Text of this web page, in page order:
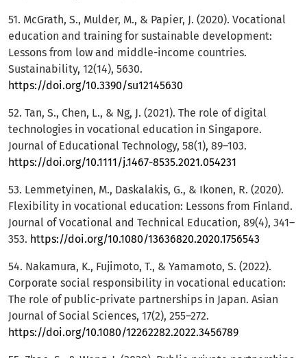
51. McGrath, S., Mulder, M., & Papier, J. (2020). Vocational
education and training for sustainable development:
Lessons from low and middle-income countries.
Sustainability, 12(14), 5630.
https://doi.org/10.3390/su12145630
52. Tan, S., Chen, L., & Ng, J. (2021). The role of digital
technologies in vocational education in Singapore.
Journal of Educational Technology, 58(1), 89–103.
https://doi.org/10.1111/j.1467-8535.2021.054231
53. Lemmetyinen, M., Daskalakis, G., & Ikonen, R. (2020).
Flexibility in vocational education: Lessons from Finland.
Journal of Vocational and Technical Education, 89(4), 341–
353. https://doi.org/10.1080/13636820.2020.1756543
54. Nakamura, K., Fujimoto, T., & Yamamoto, S. (2022).
Corporate social responsibility in vocational education:
The role of public-private partnerships in Japan. Asian
Journal of Social Sciences, 17(2), 255–272.
https://doi.org/10.1080/12262282.2022.3456789